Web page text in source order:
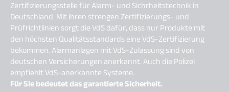
Zertifizierungsstelle für Alarm- und Sichrheitstechnik in
Deutschland. Mit ihren strengen Zertifizierungs- und
Prüfrichtlinien sorgt die VdS dafür, dass nur Produkte mit
den höchsten Qualitätsstandards eine VdS-Zertifizierung
bekommen. Alarmanlagen mit VdS-Zulassung sind von
deutschen Versicherungen anerkannt. Auch die Polizei
empfiehlt VdS-anerkannte Systeme.
Für Sie bedeutet das garantierte Sicherheit.